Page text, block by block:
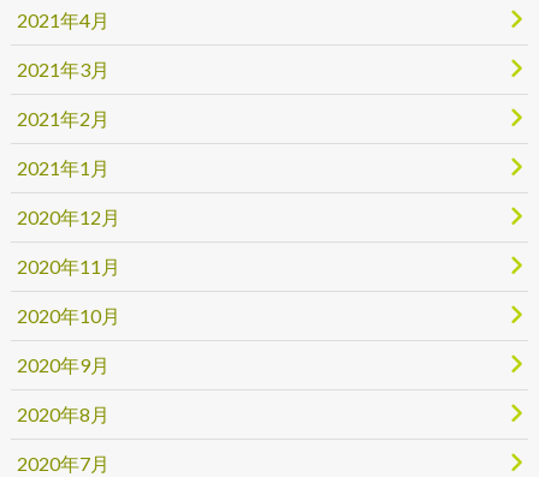
2021年4月
2021年3月
2021年2月
2021年1月
2020年12月
2020年11月
2020年10月
2020年9月
2020年8月
2020年7月